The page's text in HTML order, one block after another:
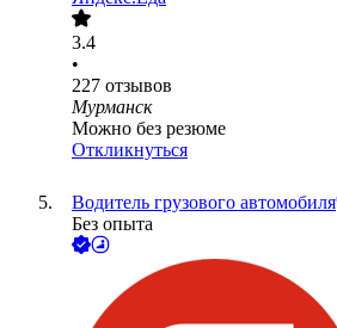
3.4
•
227 отзывов
Мурманск
Можно без резюме
Откликнуться
Водитель грузового автомобиля
Без опыта